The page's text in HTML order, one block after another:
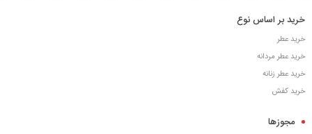
خرید بر اساس نوع
خرید عطر
خرید عطر مردانه
خرید عطر زنانه
خرید کفش
مجوزها